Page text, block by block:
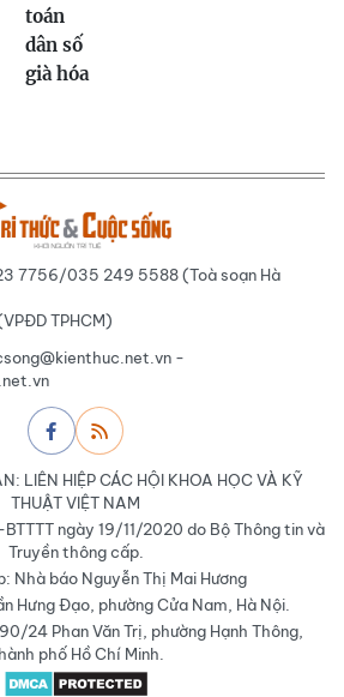
toán
dân số
già hóa
7756/035 249 5588 (Toà soạn Hà
TPHCM)
-
LIÊN HIỆP CÁC HỘI KHOA HỌC VÀ KỸ
THUẬT VIỆT NAM
ngày 19/11/2020 do Bộ Thông tin và
Truyền thông cấp.
Nhà báo Nguyễn Thị Mai Hương
Hưng Đạo, phường Cửa Nam, Hà Nội.
24 Phan Văn Trị, phường Hạnh Thông,
phố Hồ Chí Minh.